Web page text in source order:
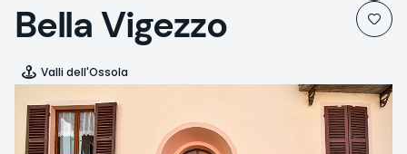
Bella Vigezzo
Valli dell'Ossola